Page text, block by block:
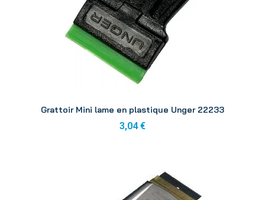
Grattoir Mini lame en plastique Unger 22233
3,04 €